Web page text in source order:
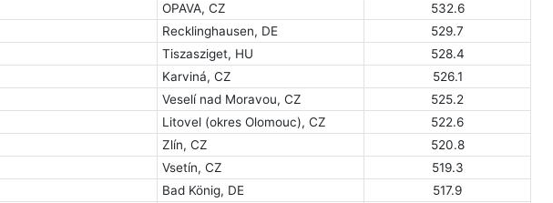
OPAVA, CZ
532.6
Recklinghausen, DE
529.7
Tiszasziget, HU
528.4
Karviná, CZ
526.1
Veselí nad Moravou, CZ
525.2
Litovel (okres Olomouc), CZ
522.6
Zlín, CZ
520.8
Vsetín, CZ
519.3
Bad König, DE
517.9